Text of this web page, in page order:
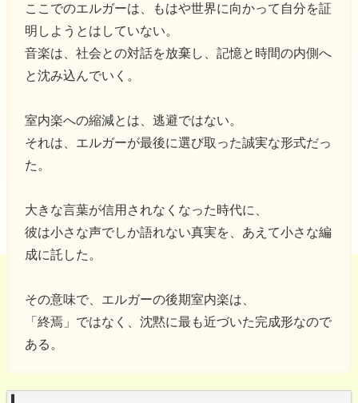
ここでのエルガーは、もはや世界に向かって自分を証
明しようとはしていない。
音楽は、社会との対話を放棄し、記憶と時間の内側へ
と沈み込んでいく。
室内楽への縮減とは、逃避ではない。
それは、エルガーが最後に選び取った誠実な形式だっ
た。
大きな言葉が信用されなくなった時代に、
彼は小さな声でしか語れない真実を、あえて小さな編
成に託した。
その意味で、エルガーの後期室内楽は、
「終焉」ではなく、沈黙に最も近づいた完成形なので
ある。